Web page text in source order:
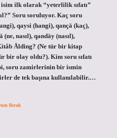
isim ilk olarak “yeterlilik sıfatı”
Soru soruluyor. Kaç soru
qaysi (hangi), qançä (kaç),
nasıl), qandäy (nasıl),
Ålding? (Ne tür bir kitap
bir olay oldu?). Kim soru sıfatı
soru zamirlerinin bir ismin
de tek başına kullanılabilir.…
Bırak